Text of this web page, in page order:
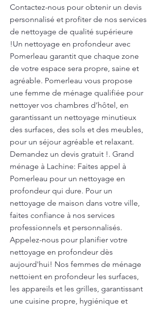
Contactez-nous pour obtenir un devis
personnalisé et profiter de nos services
de nettoyage de qualité supérieure
!Un nettoyage en profondeur avec
Pomerleau garantit que chaque zone
de votre espace sera propre, saine et
agréable. Pomerleau vous propose
une femme de ménage qualifiée pour
nettoyer vos chambres d’hôtel, en
garantissant un nettoyage minutieux
des surfaces, des sols et des meubles,
pour un séjour agréable et relaxant.
Demandez un devis gratuit !. Grand
ménage à Lachine: Faites appel à
Pomerleau pour un nettoyage en
profondeur qui dure. Pour un
nettoyage de maison dans votre ville,
faites confiance à nos services
professionnels et personnalisés.
Appelez-nous pour planifier votre
nettoyage en profondeur dès
aujourd'hui! Nos femmes de ménage
nettoient en profondeur les surfaces,
les appareils et les grilles, garantissant
une cuisine propre, hygiénique et